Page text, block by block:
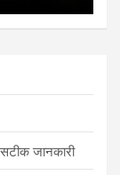
जानकारी